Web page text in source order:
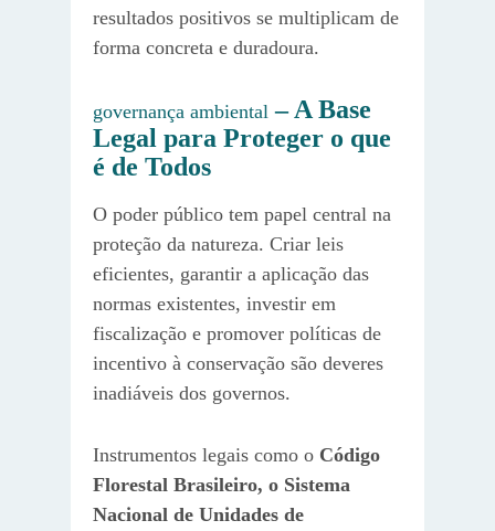
resultados positivos se multiplicam de
forma concreta e duradoura.
governança ambiental – A Base
Legal para Proteger o que
é de Todos
O poder público tem papel central na
proteção da natureza. Criar leis
eficientes, garantir a aplicação das
normas existentes, investir em
fiscalização e promover políticas de
incentivo à conservação são deveres
inadiáveis dos governos.
Instrumentos legais como o Código
Florestal Brasileiro, o Sistema
Nacional de Unidades de